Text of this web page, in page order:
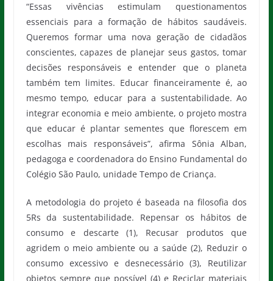
“Essas vivências estimulam questionamentos
essenciais para a formação de hábitos saudáveis.
Queremos formar uma nova geração de cidadãos
conscientes, capazes de planejar seus gastos, tomar
decisões responsáveis e entender que o planeta
também tem limites. Educar financeiramente é, ao
mesmo tempo, educar para a sustentabilidade. Ao
integrar economia e meio ambiente, o projeto mostra
que educar é plantar sementes que florescem em
escolhas mais responsáveis”, afirma Sônia Alban,
pedagoga e coordenadora do Ensino Fundamental do
Colégio São Paulo, unidade Tempo de Criança.
A metodologia do projeto é baseada na filosofia dos
5Rs da sustentabilidade. Repensar os hábitos de
consumo e descarte (1), Recusar produtos que
agridem o meio ambiente ou a saúde (2), Reduzir o
consumo excessivo e desnecessário (3), Reutilizar
objetos sempre que possível (4) e Reciclar materiais